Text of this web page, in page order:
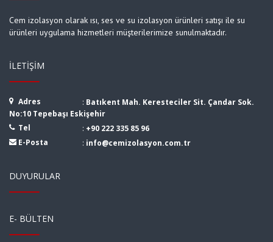
Cem izolasyon olarak ısı, ses ve su izolasyon ürünleri satışı ile su
ürünleri uygulama hizmetleri müşterilerimize sunulmaktadır.
İLETIŞIM
Adres : Batıkent Mah. Keresteciler Sit. Çandar Sok.
No:10 Tepebaşı Eskişehir
Tel
: +90 222 335 85 96
E-Posta
: info@cemizolasyon.com.tr
DUYURULAR
E- BÜLTEN